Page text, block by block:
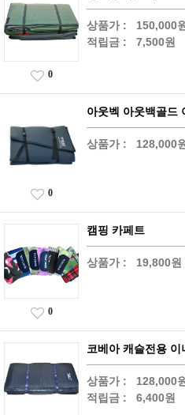
상품가 : 150,000원
적립금 : 7,500원
0
아웃벡 아웃백골드
상품가 : 128,000원
0
캠핑 카페트
상품가 : 19,800원
0
코베아 캐슬전용 이
상품가 : 128,000원
적립금 : 6,400원